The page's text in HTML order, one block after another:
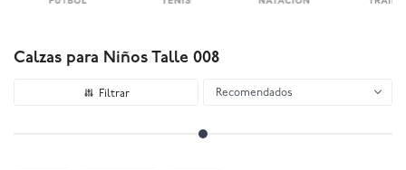
Calzas para Niños Talle 008
Recomendados